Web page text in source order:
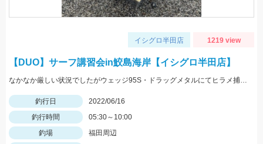
イシグロ半田店 1219 view
【DUO】サーフ講習会in鮫島海岸【イシグロ半田店】
なかなか厳しい状況でしたがウェッジ95S・ドラッグメタルにてヒラメ捕獲!!
釣行日
2022/06/16
釣行時間
05:30～10:00
釣場
福田周辺